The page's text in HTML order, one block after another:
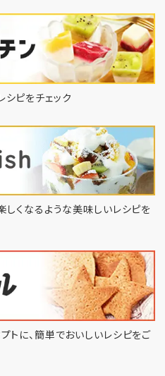
ピをチェック
しくなるような美味しいレシピを
トに、 簡単でおいしいレシピをご